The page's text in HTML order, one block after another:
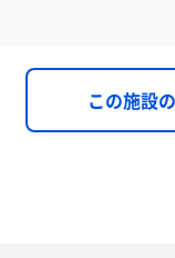
この施設